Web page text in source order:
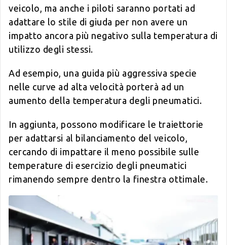
veicolo, ma anche i piloti saranno portati ad
adattare lo stile di giuda per non avere un
impatto ancora più negativo sulla temperatura di
utilizzo degli stessi.
Ad esempio, una guida più aggressiva specie
nelle curve ad alta velocità porterà ad un
aumento della temperatura degli pneumatici.
In aggiunta, possono modificare le traiettorie
per adattarsi al bilanciamento del veicolo,
cercando di impattare il meno possibile sulle
temperature di esercizio degli pneumatici
rimanendo sempre dentro la finestra ottimale.